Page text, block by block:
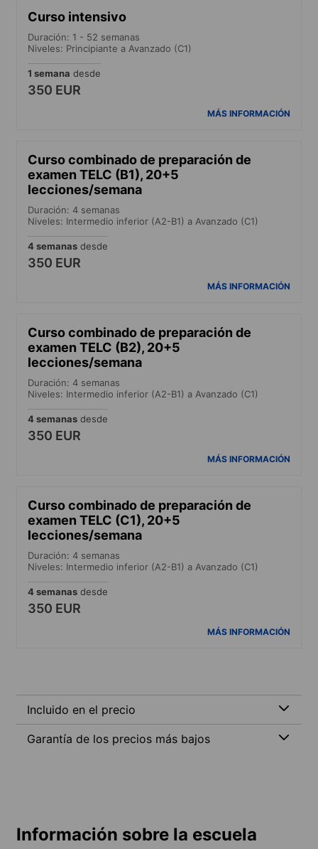
Curso intensivo
Duración: 1 - 52 semanas
Niveles: Principiante a Avanzado (C1)
1 semana desde
350 EUR
MÁS INFORMACIÓN
Curso combinado de preparación de
examen TELC (B1), 20+5
lecciones/semana
Duración: 4 semanas
Niveles: Intermedio inferior (A2-B1) a Avanzado (C1)
4 semanas desde
350 EUR
MÁS INFORMACIÓN
Curso combinado de preparación de
examen TELC (B2), 20+5
lecciones/semana
Duración: 4 semanas
Niveles: Intermedio inferior (A2-B1) a Avanzado (C1)
4 semanas desde
350 EUR
MÁS INFORMACIÓN
Curso combinado de preparación de
examen TELC (C1), 20+5
lecciones/semana
Duración: 4 semanas
Niveles: Intermedio inferior (A2-B1) a Avanzado (C1)
4 semanas desde
350 EUR
MÁS INFORMACIÓN
Incluido en el precio
Garantía de los precios más bajos
Información sobre la escuela